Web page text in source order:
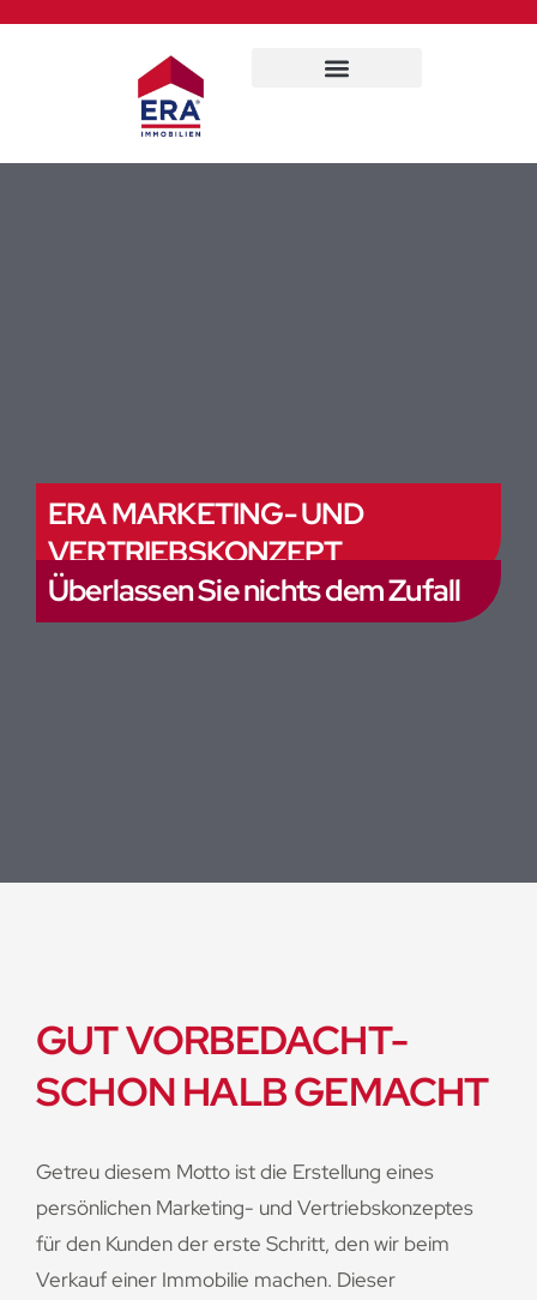
ERA MARKETING- UND
VERTRIEBSKONZEPT
Überlassen Sie nichts dem Zufall
GUT VORBEDACHT-
SCHON HALB GEMACHT
Getreu diesem Motto ist die Erstellung eines
persönlichen Marketing- und Vertriebskonzeptes
für den Kunden der erste Schritt, den wir beim
Verkauf einer Immobilie machen. Dieser